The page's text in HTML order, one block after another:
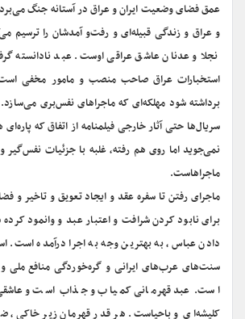
عمق فضای وضعیت ایران و عراق در آستانه جنگ
و عراق و زندگی قبیله‌ای و رفت‌و آمدشان را ترسیم
نجلا و عدنان عاشق عراقی اوست. عبد نادانسته
استخبارات عراق صاحب منصب و مامور مخفی است
برداشته شود مهلکه‌ای که ماجراهای نفس‌بری
سریال‌ها حتی آثار خارجی فیلمنامه از اتفاق که
نمی‌جوید اما روی هم رفته، غلبه با جزئیات نفس‌گیر
ماجراهاست.
ماجرای رفتن تا سفره عقد و ایجاد تعویق و تاخیر و
برای نابود کردن شرافت و اعتبار عبد و وانمود
دادن عباس، به بهترین وجه به اجرا درآمده است.
سنت‌های عرب‌های ایرانی و گره‌خوردگی منافع ملی
است. عبد قهرمانی کمیاب و جذاب است و
کلیشه‌ای و باحیاست. هر قدر قهرمان زیر خاکی،